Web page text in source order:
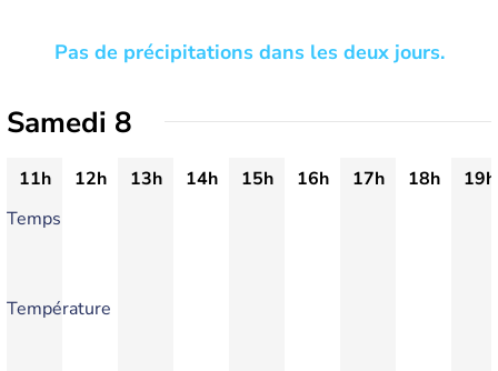
Pas de précipitations dans les deux jours.
Samedi 8
11h 12h 13h 14h 15h 16h 17h 18h
19h
Temps
Température